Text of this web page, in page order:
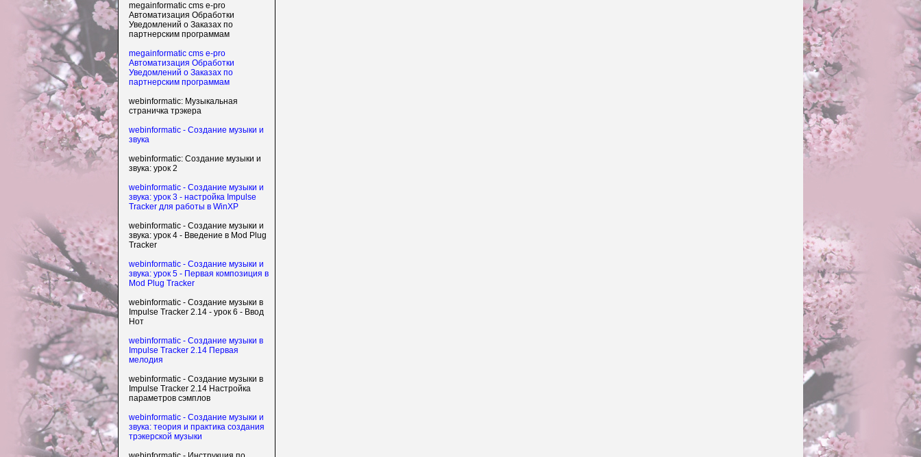
megainformatic cms e-pro
Автоматизация Обработки
Уведомлений о Заказах по
партнерским программам
megainformatic cms e-pro
Автоматизация Обработки
Уведомлений о Заказах по
партнерским программам
webinformatic: Музыкальная
страничка трэкера
webinformatic - Создание музыки и
звука
webinformatic: Создание музыки и
звука: урок 2
webinformatic - Создание музыки и
звука: урок 3 - настройка Impulse
Tracker для работы в WinXP
webinformatic - Создание музыки и
звука: урок 4 - Введение в Mod Plug
Tracker
webinformatic - Создание музыки и
звука: урок 5 - Первая композиция в
Mod Plug Tracker
webinformatic - Создание музыки в
Impulse Tracker 2.14 - урок 6 - Ввод
Нот
webinformatic - Создание музыки в
Impulse Tracker 2.14 Первая
мелодия
webinformatic - Создание музыки в
Impulse Tracker 2.14 Настройка
параметров сэмплов
webinformatic - Создание музыки и
звука: теория и практика создания
трэкерской музыки